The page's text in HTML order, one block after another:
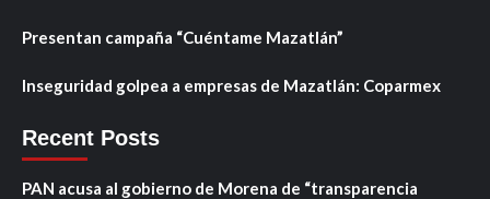
Presentan campaña “Cuéntame Mazatlán”
Inseguridad golpea a empresas de Mazatlán: Coparmex
Recent Posts
PAN acusa al gobierno de Morena de “transparencia